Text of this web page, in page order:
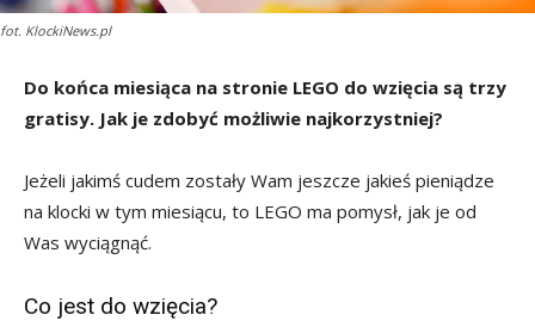
fot. KlockiNews.pl
Do końca miesiąca na stronie LEGO do wzięcia są trzy
gratisy. Jak je zdobyć możliwie najkorzystniej?
Jeżeli jakimś cudem zostały Wam jeszcze jakieś pieniądze
na klocki w tym miesiącu, to LEGO ma pomysł, jak je od
Was wyciągnąć.
Co jest do wzięcia?